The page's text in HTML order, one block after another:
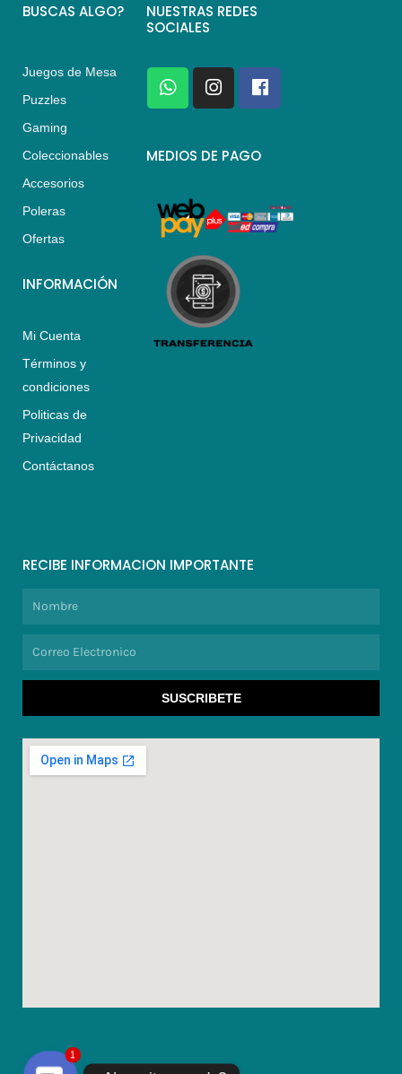
BUSCAS ALGO?
Juegos de Mesa
Puzzles
Gaming
Coleccionables
Accesorios
Poleras
Ofertas
INFORMACIÓN
Mi Cuenta
Términos y
condiciones
Politicas de
Privacidad
Contáctanos
NUESTRAS REDES
SOCIALES
W
h
a
s
p
I
n
s
a
a
m
F
a
c
b
k
MEDIOS DE PAGO
RECIBE INFORMACION IMPORTANTE
SUSCRIBETE
1